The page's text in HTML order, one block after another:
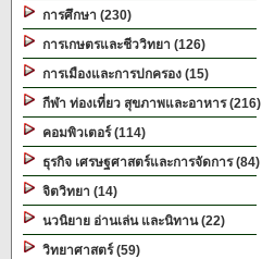
การศึกษา (230)
การเกษตรและชีววิทยา (126)
การเมืองและการปกครอง (15)
กีฬา ท่องเที่ยว สุขภาพและอาหาร (216)
คอมพิวเตอร์ (114)
ธุรกิจ เศรษฐศาสตร์และการจัดการ (84)
จิตวิทยา (14)
นวนิยาย อ่านเล่น และนิทาน (22)
วิทยาศาสตร์ (59)